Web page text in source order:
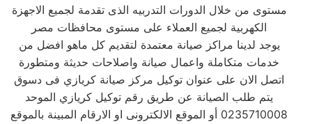
مستوى من خلال الدورات التدربيه الذى تقدمة لجميع الاجهزة
الكهربية لجميع العملاء على مستوى محافظات مصر
يوجد لدينا مراكز صيانة معتمدة لتقديم كل ماهو افضل من
خدمات متكاملة واعمال صيانة واصلاحات حديثة ومتطورة
اتصل الان على عنوان توكيل مركز صيانة كريازي فى دسوق
يتم طلب الصيانة عن طريق رقم توكيل كريازي الموحد
0235710008 أو الموقع الالكترونى او الارقام المبينة بالموقع